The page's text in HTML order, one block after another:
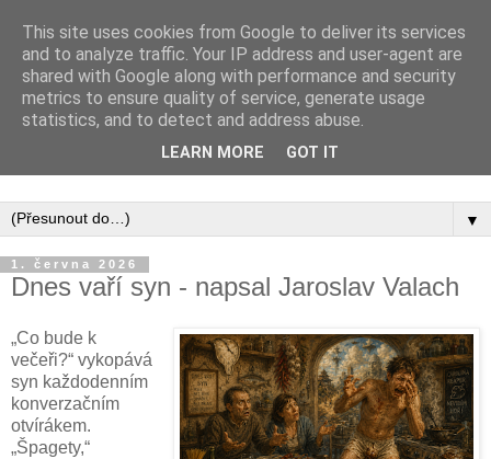
Inspirujte se tím, co píší posluchači kurzů a co se na nich
▼
1. června 2026
Dnes vaří syn - napsal Jaroslav Valach
„Co bude k
večeři?“ vykopává
syn každodenním
konverzačním
otvírákem.
„Špagety,“
This site uses cookies from Google to deliver its services
and to analyze traffic. Your IP address and user-agent are
shared with Google along with performance and security
metrics to ensure quality of service, generate usage
statistics, and to detect and address abuse.
LEARN MORE GOT IT